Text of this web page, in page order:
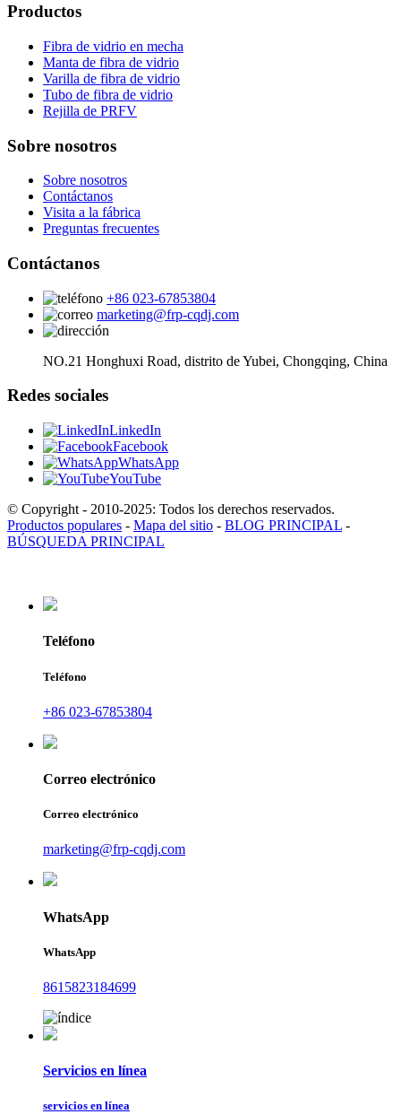
Productos
Fibra de vidrio en mecha
Manta de fibra de vidrio
Varilla de fibra de vidrio
Tubo de fibra de vidrio
Rejilla de PRFV
Sobre nosotros
Sobre nosotros
Contáctanos
Visita a la fábrica
Preguntas frecuentes
Contáctanos
+86 023-67853804
marketing@frp-cqdj.com
NO.21 Honghuxi Road, distrito de Yubei, Chongqing, China
Redes sociales
LinkedIn
Facebook
WhatsApp
YouTube
© Copyright - 2010-2025: Todos los derechos reservados.
Productos populares - Mapa del sitio - BLOG PRINCIPAL -
BÚSQUEDA PRINCIPAL
Teléfono
Teléfono
+86 023-67853804
Correo electrónico
Correo electrónico
marketing@frp-cqdj.com
WhatsApp
WhatsApp
8615823184699
Servicios en línea
servicios en línea